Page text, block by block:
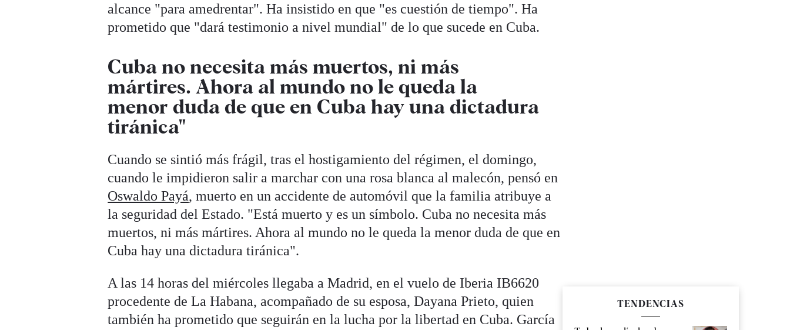
alcance "para amedrentar". Ha insistido en que "es cuestión de tiempo". Ha
prometido que "dará testimonio a nivel mundial" de lo que sucede en Cuba.
Cuba no necesita más muertos, ni más
mártires. Ahora al mundo no le queda la
menor duda de que en Cuba hay una dictadura
tiránica"
Cuando se sintió más frágil, tras el hostigamiento del régimen, el domingo,
cuando le impidieron salir a marchar con una rosa blanca al malecón, pensó en
Oswaldo Payá, muerto en un accidente de automóvil que la familia atribuye a
la seguridad del Estado. "Está muerto y es un símbolo. Cuba no necesita más
muertos, ni más mártires. Ahora al mundo no le queda la menor duda de que en
Cuba hay una dictadura tiránica".
A las 14 horas del miércoles llegaba a Madrid, en el vuelo de Iberia IB6620
procedente de La Habana, acompañado de su esposa, Dayana Prieto, quien
también ha prometido que seguirán en la lucha por la libertad en Cuba. García
TENDENCIAS